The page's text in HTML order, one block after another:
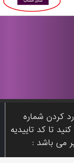
کردن شماره
تا کد تاییدیه
می باشد :